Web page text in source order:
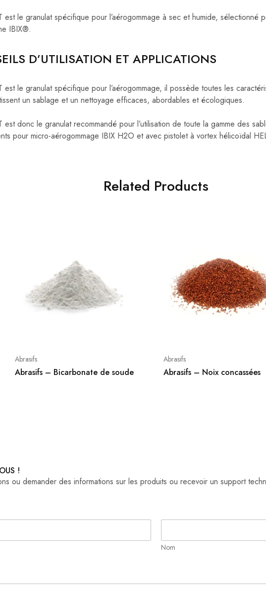
est le granulat spécifique pour l’aérogommage à sec et humide, sélectionné
IBIX®.
D’UTILISATION ET APPLICATIONS
est le granulat spécifique pour l’aérogommage, il possède toutes les
un sablage et un nettoyage efficaces, abordables et écologiques.
est donc le granulat recommandé pour l’utilisation de toute la gamme des
pour micro-aérogommage IBIX H2O et avec pistolet à vortex hélicoïdal
Related Products
Abrasifs
Abrasifs – Bicarbonate de soude
Abrasifs
Abrasifs – Noix concassées
!
ou demander des informations sur les produits ou recevoir un support
Nom